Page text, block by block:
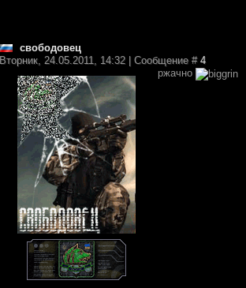
свободовец
Вторник, 24.05.2011, 14:32 | Сообщение # 4
ржачно